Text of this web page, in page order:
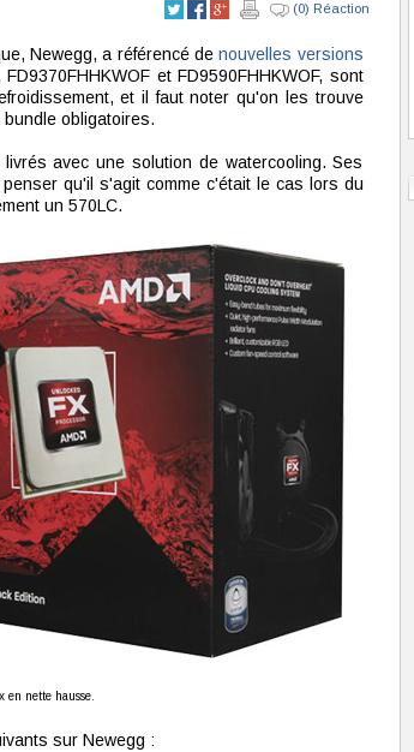
(0) Réaction
Newegg, a référencé denouvelles versions
et FD9590FHHKWOF, sont
et il faut noter qu'on les trouve
obligatoires.
livrés avec une solution de watercooling. Ses
qu'il s'agit comme c'était le cas lors du
un 570LC.
nette hausse.
sur Newegg :